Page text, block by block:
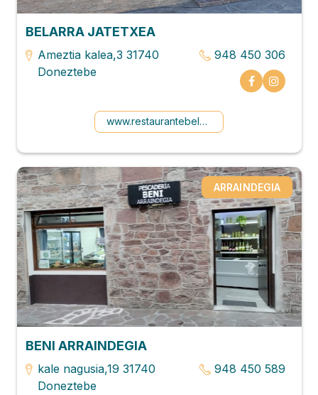
BELARRA JATETXEA
Ameztia kalea,3 31740
Doneztebe
948 450 306
www.restaurantebelarra.com
ARRAINDEGIA
BENI ARRAINDEGIA
kale nagusia,19 31740
Doneztebe
948 450 589